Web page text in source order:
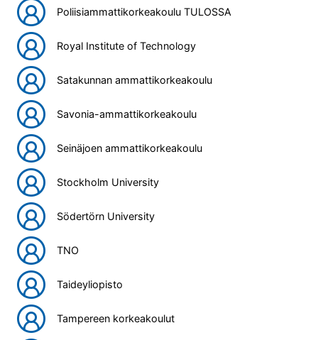
Poliisiammattikorkeakoulu TULOSSA
Royal Institute of Technology
Satakunnan ammattikorkeakoulu
Savonia-ammattikorkeakoulu
Seinäjoen ammattikorkeakoulu
Stockholm University
Södertörn University
TNO
Taideyliopisto
Tampereen korkeakoulut